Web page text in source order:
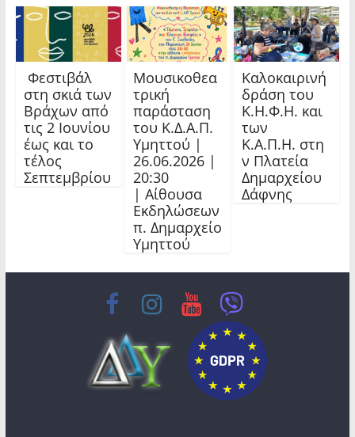
Φεστιβάλ
στη σκιά των
Βράχων από
τις 2 Ιουνίου
έως και το
τέλος
Σεπτεμβρίου
Μουσικοθεα
τρική
παράσταση
του Κ.Δ.Α.Π.
Υμηττού |
26.06.2026 |
20:30
| Αίθουσα
Εκδηλώσεων
π. Δημαρχείο
Υμηττού
Καλοκαιρινή
δράση του
Κ.Η.Φ.Η. και
των
Κ.Α.Π.Η. στη
ν Πλατεία
Δημαρχείου
Δάφνης